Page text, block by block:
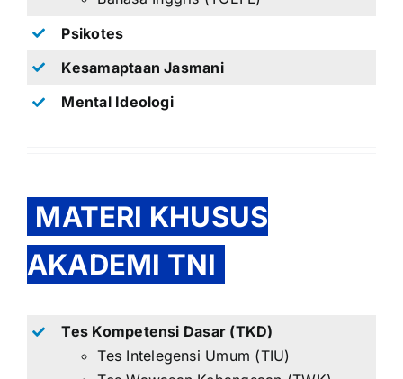
Psikotes
Kesamaptaan Jasmani
Mental Ideologi
MATERI KHUSUS
AKADEMI TNI
Tes Kompetensi Dasar (TKD)
Tes Intelegensi Umum (TIU)